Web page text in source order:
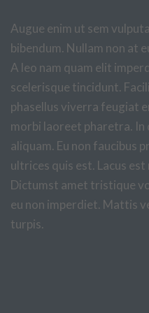
Augue enim ut sem
bibendum. Nullam non at
A leo nam quam elit
scelerisque tincidunt.
phasellus viverra feugiat
morbi laoreet pharetra.
aliquam. Eu non faucibus
ultrices quis est. Lacus
Dictumst amet tristique
eu non imperdiet. Mattis
turpis.